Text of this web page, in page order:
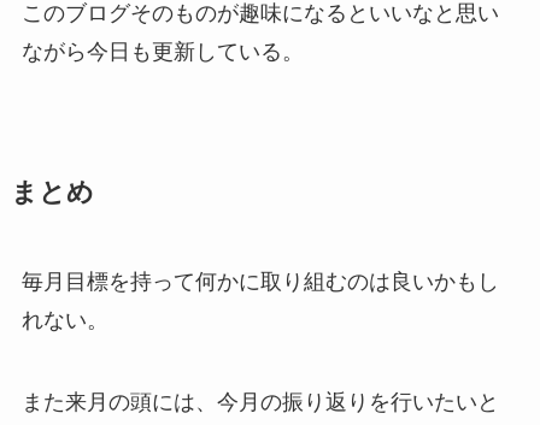
このブログそのものが趣味になるといいなと思い
ながら今日も更新している。
まとめ
毎月目標を持って何かに取り組むのは良いかもし
れない。
また来月の頭には、今月の振り返りを行いたいと